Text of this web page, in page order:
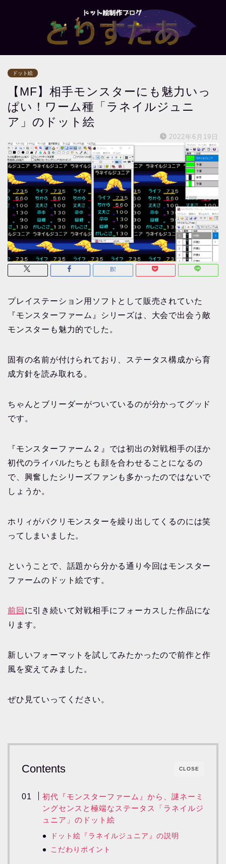
ドット絵
【MF】相手モンスターにも魅力いっ
ぱい！ワーム種「ラネイルジュニ
ア」のドット絵
2022年6月19日
プレイステーション用ソフトとして販売されていた
『モンスターファーム』シリーズは、大会で出会う敵
モンスターも魅力的でした。
固有の名前が付けられており、ステータス構成から育
成方針を読み取れる。
ちゃんとブリーダーがついているのが分かってグッド
です。
『モンスターファーム２』では初出の対戦相手のほか
初代のライバルたちとも顔を合わせることになるの
で、興奮したシリーズファンも多かったのではないで
しょうか。
ホリィがパクリモンスターを繰り出してくるのには笑
ってしまいました。
ということで、話題から分かる通り今回はモンスター
ファームのドット絵です。
前回 に引き続いて対戦相手にフォーカスした作品にな
ります。
新しいフォーマットを試してみたかったので前作と作
風を変えてみました。
ぜひ見ていってください。
CLOSE
Contents
初代『モンスターファーム』から、謎ネーミ
ングセンスと極端なステータス「ラネイルジ
ュニア」のドット絵
ドット絵『ラネイルジュニア』の説明
こだわりポイント